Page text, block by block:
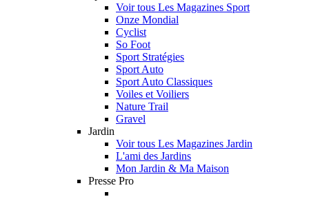
Voir tous Les Magazines Sport
Onze Mondial
Cyclist
So Foot
Sport Stratégies
Sport Auto
Sport Auto Classiques
Voiles et Voiliers
Nature Trail
Gravel
Jardin
Voir tous Les Magazines Jardin
L'ami des Jardins
Mon Jardin & Ma Maison
Presse Pro